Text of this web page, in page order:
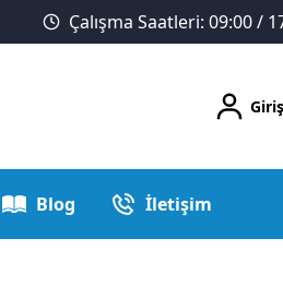
Çalışma Saatleri: 09:00 /
Blog İletişim